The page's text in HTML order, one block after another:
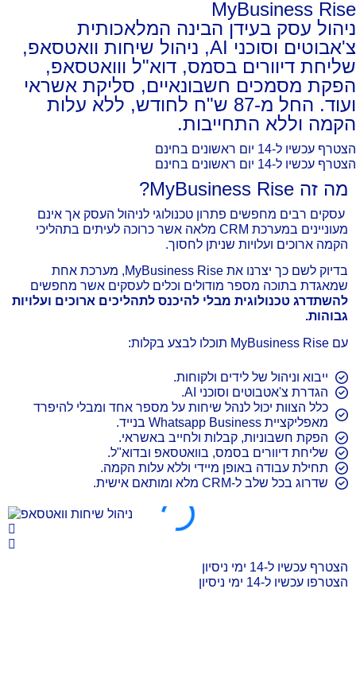
MyBusiness Rise
ניהול עסק בעידן הבינה המלאכותית
צ'אבוטים וסוכני AI, ניהול שיחות וואטסאפ,
שליחת דיוורים בסמס, דוא"ל ווואטסאפ,
הפקת מסמכים חשבונאיים, סליקת אשראי
ועוד. החל מ-87 ש"ח לחודש, ללא עלות
הקמה וללא התחייבות.
הצטרף עכשיו ל-14 יום ראשונים בחינם
הצטרף עכשיו ל-14 יום ראשונים בחינם
מה זה MyBusiness Rise?
עסקים רבים מחפשים פתרון טכנולוגי לניהול העסק אך אינם
מעוניינים במערכת CRM מלאה אשר כרוכה לעיתים בתהליכי
הקמה ארוכים ועלויות שניתן לחסוך.
בדיוק לשם כך יצרנו את MyBusiness Rise, מערכת אחת
שמאגדת בתוכה מספר מודולים וכלים לעסקים אשר מחפשים
להשתדרג טכנולוגית מבלי להיכנס לתהליכים ארוכים ועלויות
גבוהות.
עם MyBusiness Rise תוכלו לבצע בקלות:
ייבוא וניהול של לידים ולקוחות.
הגדרת צ'אטבוטים וסוכני AI.
כלל הצוות יכול לנהל שיחות על מספר אחד ומבלי להיפרד
מאפליקציית Whatsapp Business בנייד.
הפקת חשבוניות, קבלות ולחייב באשראי.
שליחת דיוורים בסמס, בוואטסאפ ובדוא"ל.
תחילת עבודה באופן מיידי וללא עלות הקמה.
שדרוג בכל שלב ל-CRM מלא ומותאם אישית.
הצטרף עכשיו ל-14 ימי ניסיון
הצטרפו עכשיו ל-14 ימי ניסיון